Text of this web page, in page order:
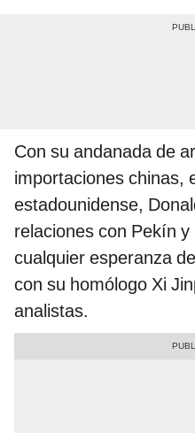
Con su andanada de
importaciones chinas,
estadounidense,
relaciones con Pekín
cualquier esperanza
con su homólogo Xi
analistas.